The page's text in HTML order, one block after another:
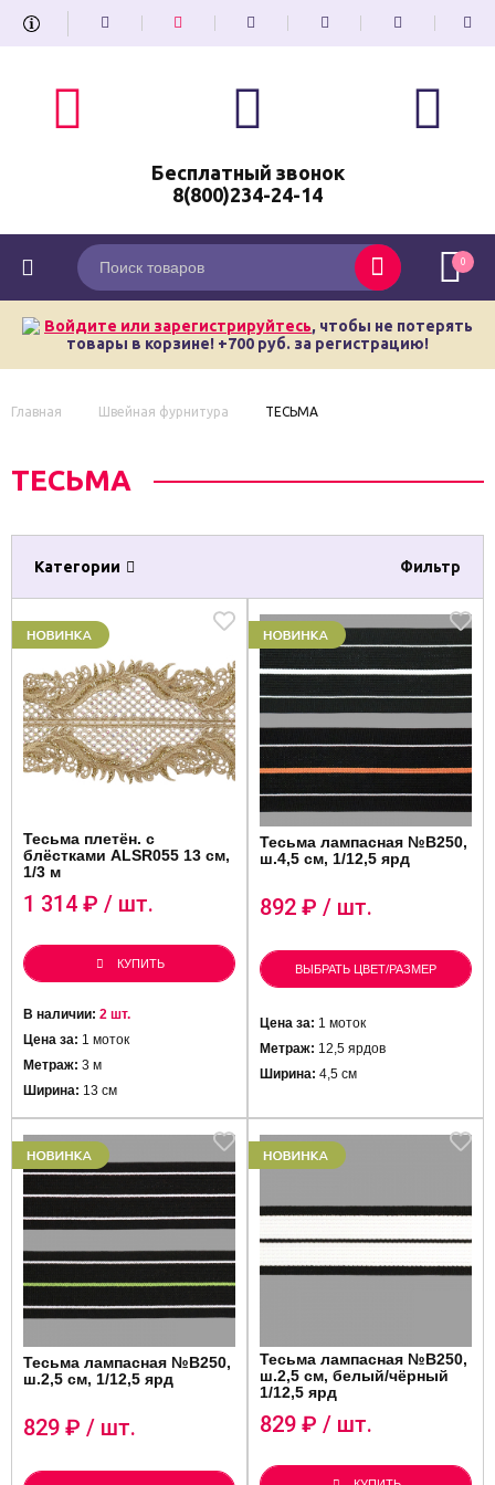
Бесплатный звонок
8(800)234-24-14
0
Войдите или зарегистрируйтесь, чтобы не потерять
товары в корзине! +700 руб. за регистрацию!
Главная Швейная фурнитура ТЕСЬМА
ТЕСЬМА
Категории Фильтр
Тесьма плетён. с
блёстками ALSR055 13 см,
1/3 м
1 314 ₽ / шт.
КУПИТЬ
В наличии: 2 шт.
Цена за: 1 моток
Метраж: 3 м
Ширина: 13 см
Тесьма лампасная №B250,
ш.4,5 см, 1/12,5 ярд
892 ₽ / шт.
ВЫБРАТЬ ЦВЕТ/РАЗМЕР
Цена за: 1 моток
Метраж: 12,5 ярдов
Ширина: 4,5 см
Тесьма лампасная №B250,
ш.2,5 см, 1/12,5 ярд
829 ₽ / шт.
Тесьма лампасная №B250,
ш.2,5 см, белый/чёрный
1/12,5 ярд
829 ₽ / шт.